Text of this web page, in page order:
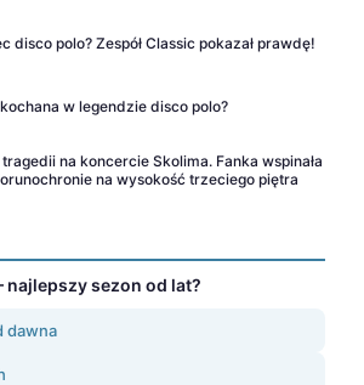
disco polo? Zespół Classic pokazał prawdę!
w legendzie disco polo?
na koncercie Skolima. Fanka wspinała
na wysokość trzeciego piętra
najlepszy sezon od lat?
dawna